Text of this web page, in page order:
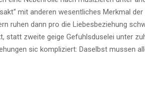
mit anderen wesentliches Merkmal
ruhen dann pro die Liebesbeziehung
zweite geige Gefuhlsduselei unter
sic kompliziert: Daselbst mussen